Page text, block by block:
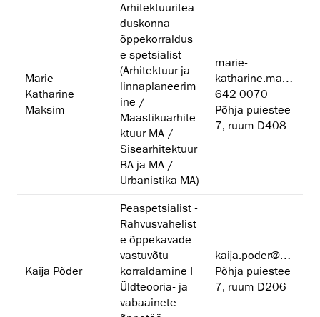
Marie-
Katharine
Maksim
Arhitektuuritea
duskonna
õppekorraldus
e spetsialist
(Arhitektuur ja
linnaplaneerim
ine /
Maastikuarhite
ktuur MA /
Sisearhitektuur
BA ja MA /
Urbanistika MA)
marie-
katharine.maksim@artun.ee
642 0070
Põhja puiestee
7, ruum D408
Kaija Põder
Peaspetsialist -
Rahvusvahelist
e õppekavade
vastuvõtu
korraldamine I
Üldteooria- ja
vabaainete
kaija.poder@artun.ee
Põhja puiestee
7, ruum D206